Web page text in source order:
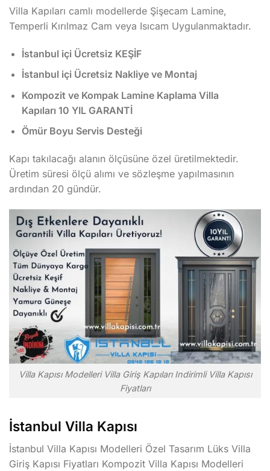
Villa Kapıları camlı modellerde Şişecam Lamine,
Temperli Kırılmaz Cam veya Isıcam Uygulanmaktadır.
İstanbul içi Ücretsiz KEŞİF
İstanbul içi Ücretsiz Nakliye ve Montaj
Kompozit ve Kompak Lamine Kaplama Villa
Kapıları 10 YIL GARANTİ
Ömür Boyu Servis Desteği
Kapı takılacağı alanın ölçüsüne özel üretilmektedir.
Üretim süresi ölçü alımı ve sözleşme yapılmasının
ardından 20 gündür.
Villa Kapısı Modelleri Villa Giriş Kapıları Indirimli Villa Kapısı
Fiyatları
İstanbul Villa Kapısı
İstanbul Villa Kapısı Modelleri Özel Tasarım Lüks Villa
Giriş Kapısı Fiyatları Kompozit Villa Kapısı Modelleri